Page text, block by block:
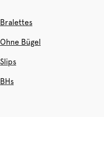
Bralettes
Ohne Bügel
Slips
BHs